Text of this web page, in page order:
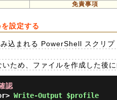
免責事項
設定する
込まれる PowerShell スクリプ
ため、ファイルを作成した後に
認
Write-Output $profile